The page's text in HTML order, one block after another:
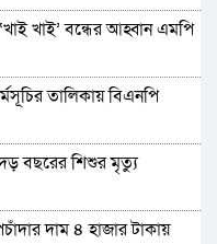
হত্যা, আসামীকে ২০
ব্যাংকে টাকা নেই: গণপূর্ত
সংঘবদ্ধ ধর্ষণের
৯ বস্তা সরকারি কম্বল
খাই’ বন্ধের আহ্বান এমপি
তালিকায় বিএনপি
বছরের শিশুর মৃত্যু
দাম ৪ হাজার টাকায়